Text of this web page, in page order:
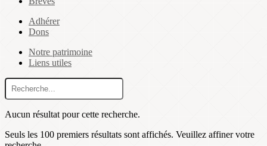
Adhérer
Dons
Notre patrimoine
Liens utiles
Aucun résultat pour cette recherche.
Seuls les 100 premiers résultats sont affichés. Veuillez affiner votre